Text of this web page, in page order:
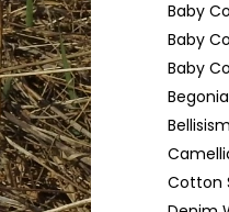
n
n
í
p
a
n
Baby
Baby
Baby
Cotton